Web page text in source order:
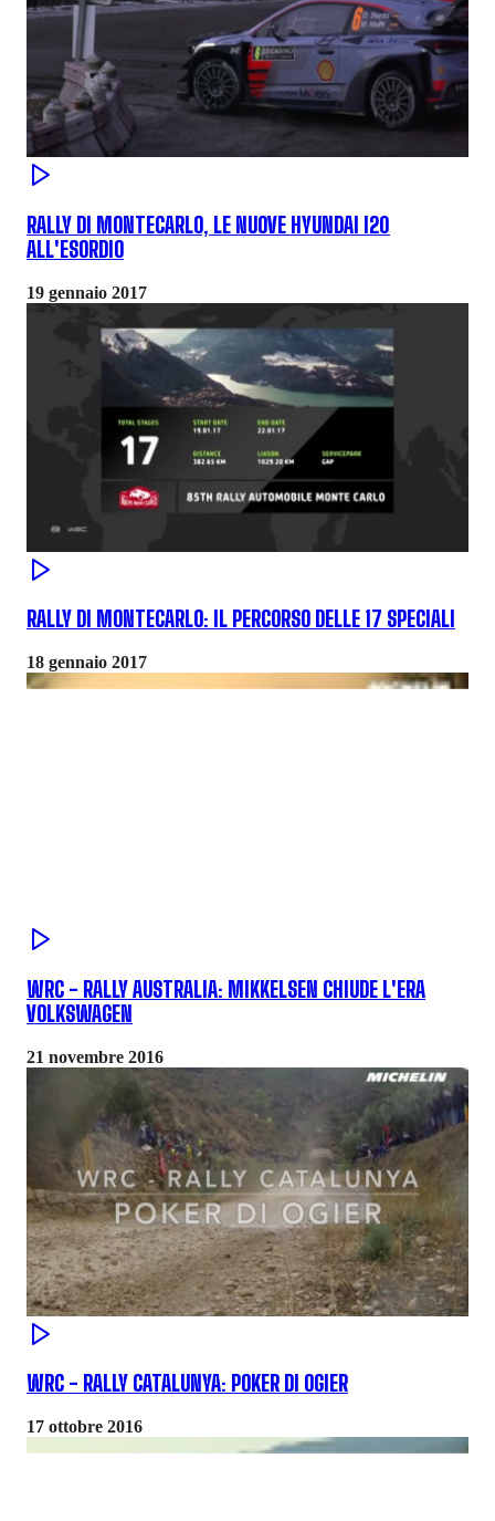
RALLY DI MONTECARLO, LE NUOVE HYUNDAI I20
ALL'ESORDIO
19 gennaio 2017
RALLY DI MONTECARLO: IL PERCORSO DELLE 17 SPECIALI
18 gennaio 2017
WRC - RALLY AUSTRALIA: MIKKELSEN CHIUDE L'ERA
VOLKSWAGEN
21 novembre 2016
WRC - RALLY CATALUNYA: POKER DI OGIER
17 ottobre 2016